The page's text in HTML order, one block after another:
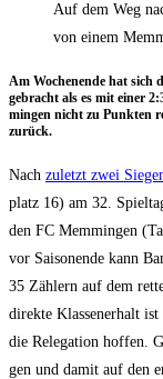
Auf dem Weg
von einem
Am Wochen­en­de hat sich
gebracht als es mit einer
min­gen nicht zu Punk­ten
zurück.
Nach zuletzt zwei
platz 16) am 32.
den FC Mem­min­gen
vor Sai­son­ende kann
35 Zäh­lern auf dem
direk­te Klas­sen­er­halt
die Rele­ga­ti­on hof­fen.
gen und damit auf den